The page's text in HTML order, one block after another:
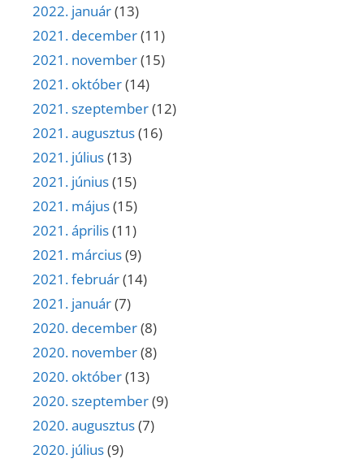
2022. január(13)
2021. december(11)
2021. november(15)
2021. október(14)
2021. szeptember(12)
2021. augusztus(16)
2021. július(13)
2021. június(15)
2021. május(15)
2021. április(11)
2021. március(9)
2021. február(14)
2021. január(7)
2020. december(8)
2020. november(8)
2020. október(13)
2020. szeptember(9)
2020. augusztus(7)
2020. július(9)